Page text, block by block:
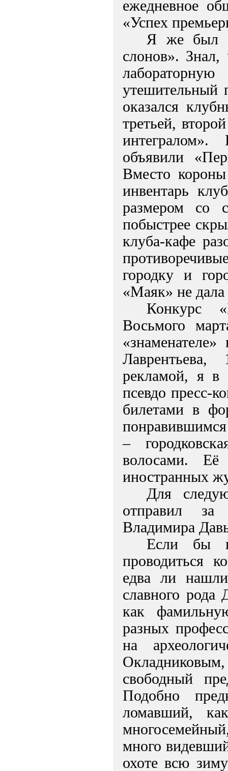
ежедневное
«Успех
Я же был
слонов».
утешительный
оказался
третьей,
объявили
Вместо
инвентарь
размером со
побыстрее
клуба-кафе
городку и
«Маяк» не
Конкурс
Восьмого
рекламой, я в
псевдо пресс-
билетами в
–
волосами. Её
иностранных
Для
отправил
Владимира
Если бы
проводиться
едва ли
славного рода
как
разных
на
свободный
Подобно
ломавший,
много
охоте всю